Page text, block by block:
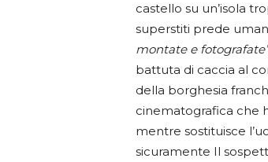
castello su un’isola
superstiti prede
montate e
battuta di caccia al
della borghesia
cinematografica che
mentre sostituisce
sicuramente Il